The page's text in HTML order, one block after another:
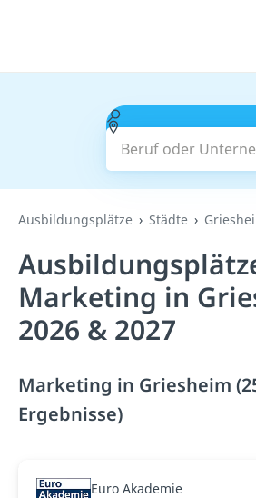
Beruf oder
Ausbildungsplätze Städte
Marketing in
2026 & 2027
Marketing in Griesheim
Ergebnisse)
Euro Akademie